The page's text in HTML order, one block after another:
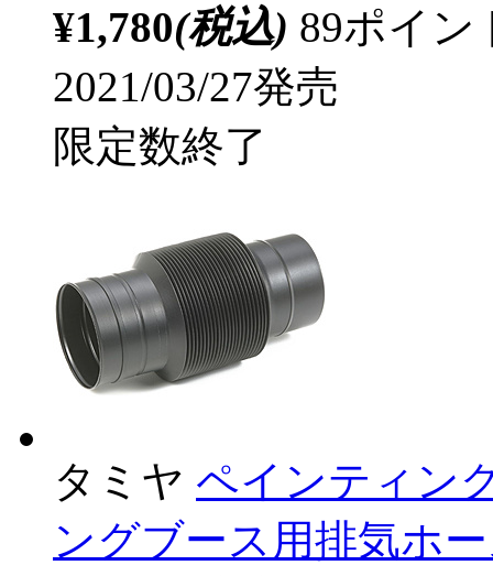
¥1,780(税込) 89ポイ
2021/03/27発売
限定数終了
タミヤ ペインティン
ングブース用排気ホ